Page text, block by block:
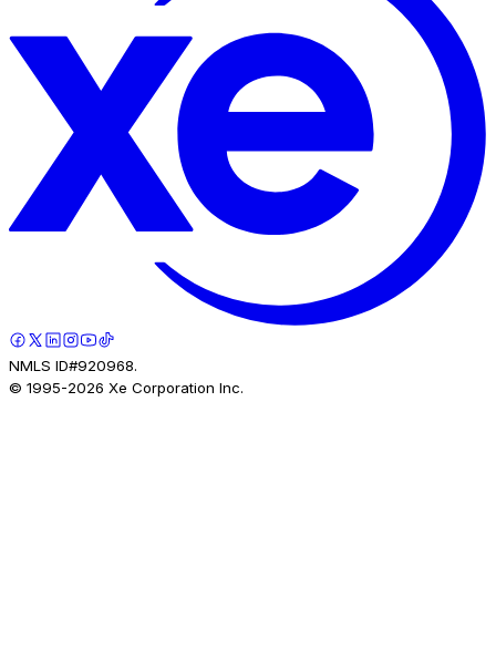
NMLS ID#920968.
© 1995-2026 Xe Corporation Inc.